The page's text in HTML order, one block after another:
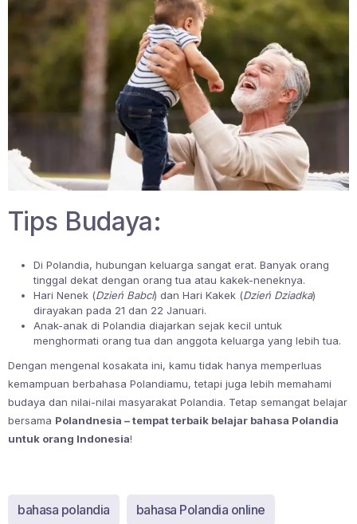
Tips Budaya:
Di Polandia, hubungan keluarga sangat erat. Banyak orang
tinggal dekat dengan orang tua atau kakek-neneknya.
Hari Nenek (Dzień Babci) dan Hari Kakek (Dzień Dziadka)
dirayakan pada 21 dan 22 Januari.
Anak-anak di Polandia diajarkan sejak kecil untuk
menghormati orang tua dan anggota keluarga yang lebih tua.
Dengan mengenal kosakata ini, kamu tidak hanya memperluas
kemampuan berbahasa Polandiamu, tetapi juga lebih memahami
budaya dan nilai-nilai masyarakat Polandia. Tetap semangat belajar
bersama Polandnesia – tempat terbaik belajar bahasa Polandia
untuk orang Indonesia!
bahasa polandia bahasa Polandia online